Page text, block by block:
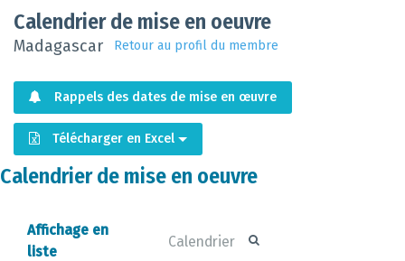
Calendrier de mise en oeuvre
Madagascar Retour au profil du membre
Rappels des dates de mise en œuvre
Télécharger en Excel
Calendrier de mise en oeuvre
Affichage en
liste
Calendrier